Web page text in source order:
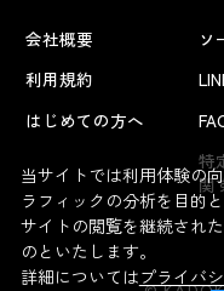
会社概要
利用規約
はじめての方へ
ソ
特
関
当サイトでは利用体験の
ラフィックの分析を目的
サイトの閲覧を継続され
のといたします。
詳細についてはプライバ